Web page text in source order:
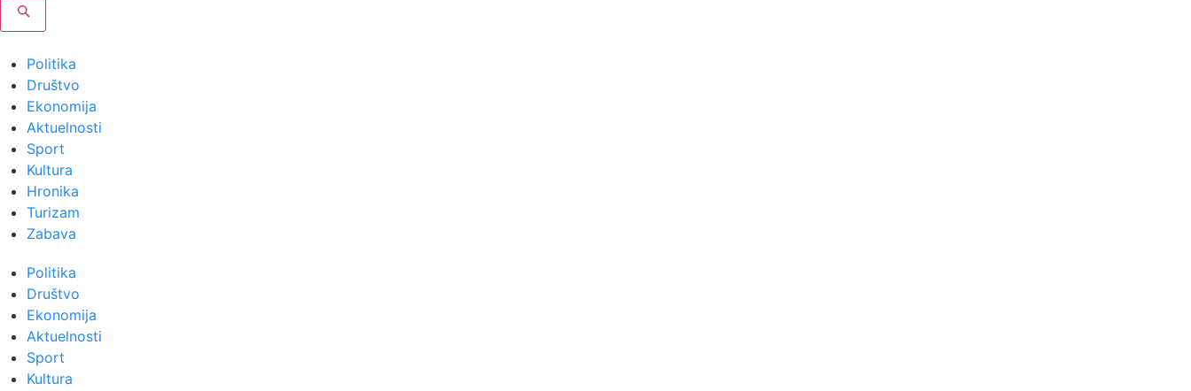
Politika
Društvo
Ekonomija
Aktuelnosti
Sport
Kultura
Hronika
Turizam
Zabava
Politika
Društvo
Ekonomija
Aktuelnosti
Sport
Kultura